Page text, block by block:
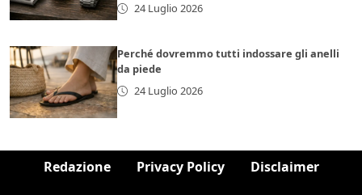
24 Luglio 2026
Perché dovremmo tutti indossare gli anelli
da piede
24 Luglio 2026
Redazione Privacy Policy Disclaimer